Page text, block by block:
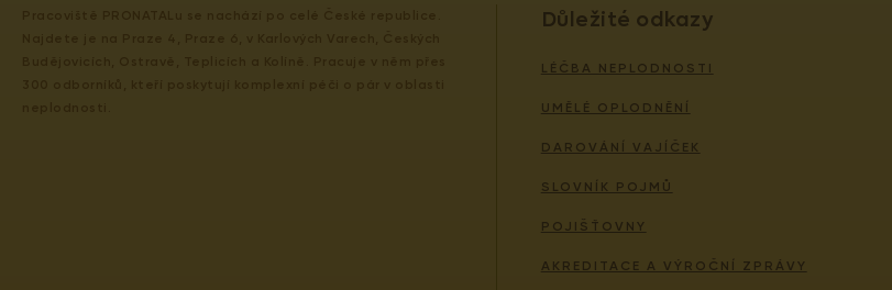
Důležité odkazy
LÉČBA NEPLODNOSTI
UMĚLÉ OPLODNĚNÍ
DAROVÁNÍ VAJÍČEK
SLOVNÍK POJMŮ
POJIŠŤOVNY
AKREDITACE A VÝROČNÍ ZPRÁVY